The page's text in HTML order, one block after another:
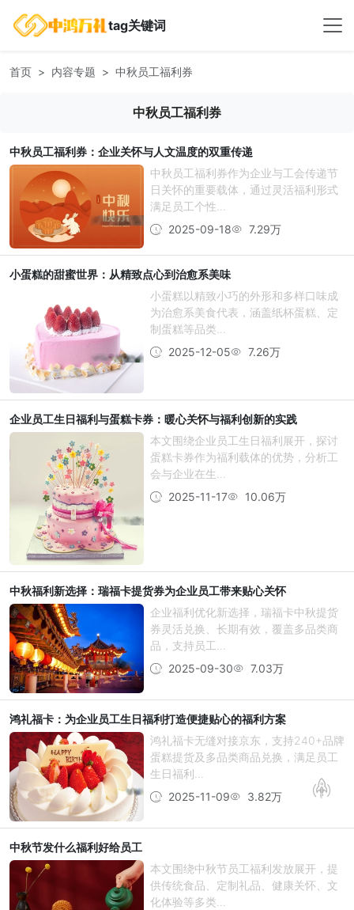
tag关键词
首页 内容专题 中秋员工福利券
中秋员工福利券
中秋员工福利券：企业关怀与人文温度的双重传递
中秋员工福利券作为企业与工会传递节
日关怀的重要载体，通过灵活福利形式
满足员工个性...
2025-09-18
7.29万
小蛋糕的甜蜜世界：从精致点心到治愈系美味
小蛋糕以精致小巧的外形和多样口味成
为治愈系美食代表，涵盖纸杯蛋糕、定
制蛋糕等品类...
2025-12-05
7.26万
企业员工生日福利与蛋糕卡券：暖心关怀与福利创新的实践
本文围绕企业员工生日福利展开，探讨
蛋糕卡券作为福利载体的优势，分析工
会与企业在生...
2025-11-17
10.06万
中秋福利新选择：瑞福卡提货券为企业员工带来贴心关怀
企业福利优化新选择，瑞福卡中秋提货
券灵活兑换、长期有效，覆盖多品类商
品，支持员工...
2025-09-30
7.03万
鸿礼福卡：为企业员工生日福利打造便捷贴心的福利方案
鸿礼福卡无缝对接京东，支持240+品牌
蛋糕提货及多品类商品兑换，满足员工
生日福利...
2025-11-09
3.82万
中秋节发什么福利好给员工
本文围绕中秋节员工福利发放展开，提
供传统食品、定制礼品、健康关怀、文
化体验等多类...